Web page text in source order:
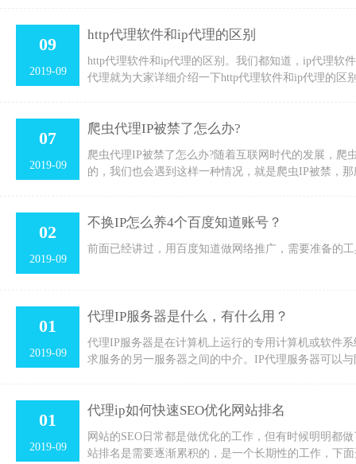
09
2019-09
http代理软件和ip代理的区别
http代理软件和ip代理的区别。我们都知道，ip代理软
代理就为大家详细介绍一下http代理软件和ip代理的区
07
2019-09
爬虫代理IP被禁了怎么办?
爬虫代理IP被禁了怎么办?随着互联网时代的发展，
的，我们也会遇到这样一种情况，就是爬虫IP被禁，
02
2019-09
不换IP怎么养4个百度知道账号？
前面已经讲过，用百度知道做网络推广，需要准备的
01
2019-09
代理IP服务器是什么，有什么用？
代理IP服务器是在计算机上运行的专用计算机或软件
求服务的另一服务器之间的中介。IP代理服务器可以
01
2019-09
代理ip如何快速SEO优化网站排名
网站的SEO日常都是做优化的工作，但有时候明明都
站排名是需要逐渐累积的，是一个长期性的工作，下